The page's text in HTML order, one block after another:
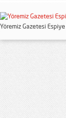
Yöremiz Gazetesi